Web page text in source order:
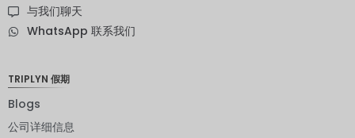
挪威克朗
与我们聊天
WhatsApp 联系我们
TRIPLYN 假期
Blogs
公司详细信息